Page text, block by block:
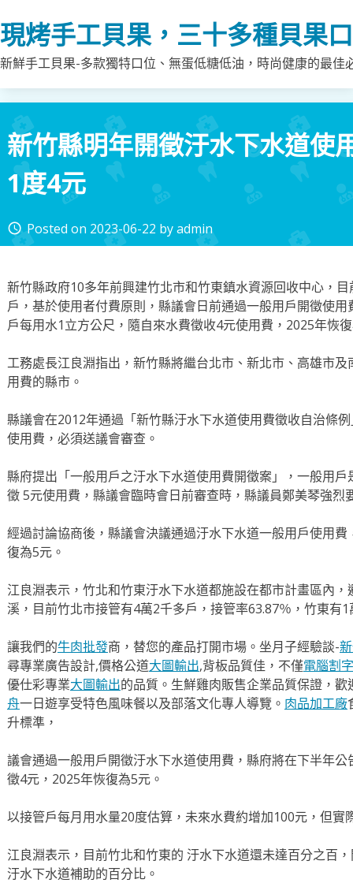
to
content
現烤手工貝果，三十多種貝果
新鮮手工貝果-多款獨特口位、無蛋低糖低油，時尚健康的最
新竹縣明年開徵汙水下水道使
1度4元
access_time Posted on 2023-06-22 byadmin
新竹縣政府10多年前興建竹北市和竹東鎮水資源回收中心，
戶，基於使用者付費原則，縣議會日前通過一般用戶開徵使
戶每用水1立方公尺，隨自來水費徵收4元使用費，2025年恢
工務處長江良淵指出，新竹縣將繼台北市、新北市、高雄市
用費的縣市。
縣議會在2012年通過「新竹縣汙水下水道使用費徵收自治條
使用費，必須送議會審查。
縣府提出「一般用戶之汙水下水道使用費開徵案」，一般用
徵 5元使用費，縣議會臨時會日前審查時，縣議員鄭美琴強烈
經過討論協商後，縣議會決議通過汙水下水道一般用戶使用
復為5元。
江良淵表示，竹北和竹東汙水下水道都施設在都市計畫區內
溪，目前竹北市接管有4萬2千多戶，接管率63.87％，竹東有
讓我們的牛肉批發商，替您的產品打開市場。坐月子經驗談-
尋專業廣告設計,價格公道大圖輸出,背板品質佳，不僅電腦割字
優仕彩專業大圖輸出的品質。生鮮雞肉販售企業品質保證，歡
舟一日遊享受特色風味餐以及部落文化專人導覽。 肉品加工廠
升標準，
議會通過一般用戶開徵汙水下水道使用費，縣府將在下半年
徵4元，2025年恢復為5元。
以接管戶每月用水量20度估算，未來水費約增加100元，但實
江良淵表示，目前竹北和竹東的 汙水下水道還未達百分之百
汙水下水道補助的百分比。